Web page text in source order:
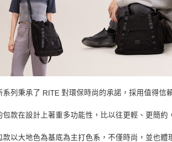
系列秉承了 RITE對環保時尚的承諾，採用值得信
包款在設計上著重多功能性，比以往更輕、更簡約
款以大地色為基底為主打色系，不僅時尚，並也體